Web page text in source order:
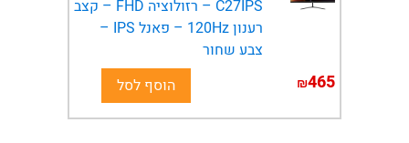
C27IPS – רזולוציה FHD – קצב
רענון 120Hz – פאנל IPS –
צבע שחור
465
₪ הוסף לסל